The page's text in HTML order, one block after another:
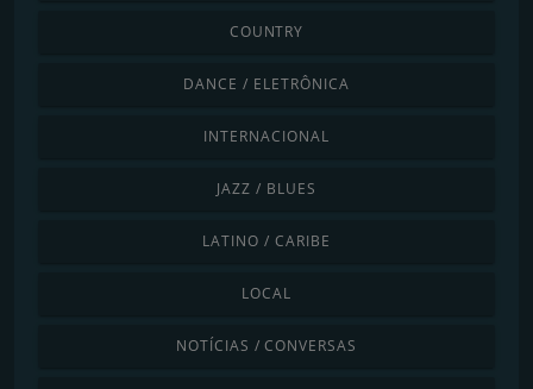
COUNTRY
DANCE / ELETRÔNICA
INTERNACIONAL
JAZZ / BLUES
LATINO / CARIBE
LOCAL
NOTÍCIAS / CONVERSAS